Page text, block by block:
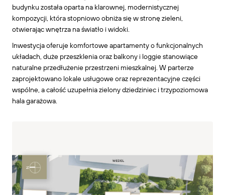
budynku została oparta na klarownej, modernistycznej
kompozycji, która stopniowo obniża się w stronę zieleni,
otwierając wnętrza na światło i widoki.
Inwestycja oferuje komfortowe apartamenty o funkcjonalnych
układach, duże przeszklenia oraz balkony i loggie stanowiące
naturalne przedłużenie przestrzeni mieszkalnej. W parterze
zaprojektowano lokale usługowe oraz reprezentacyjne części
wspólne, a całość uzupełnia zielony dziedziniec i trzypoziomowa
hala garażowa.